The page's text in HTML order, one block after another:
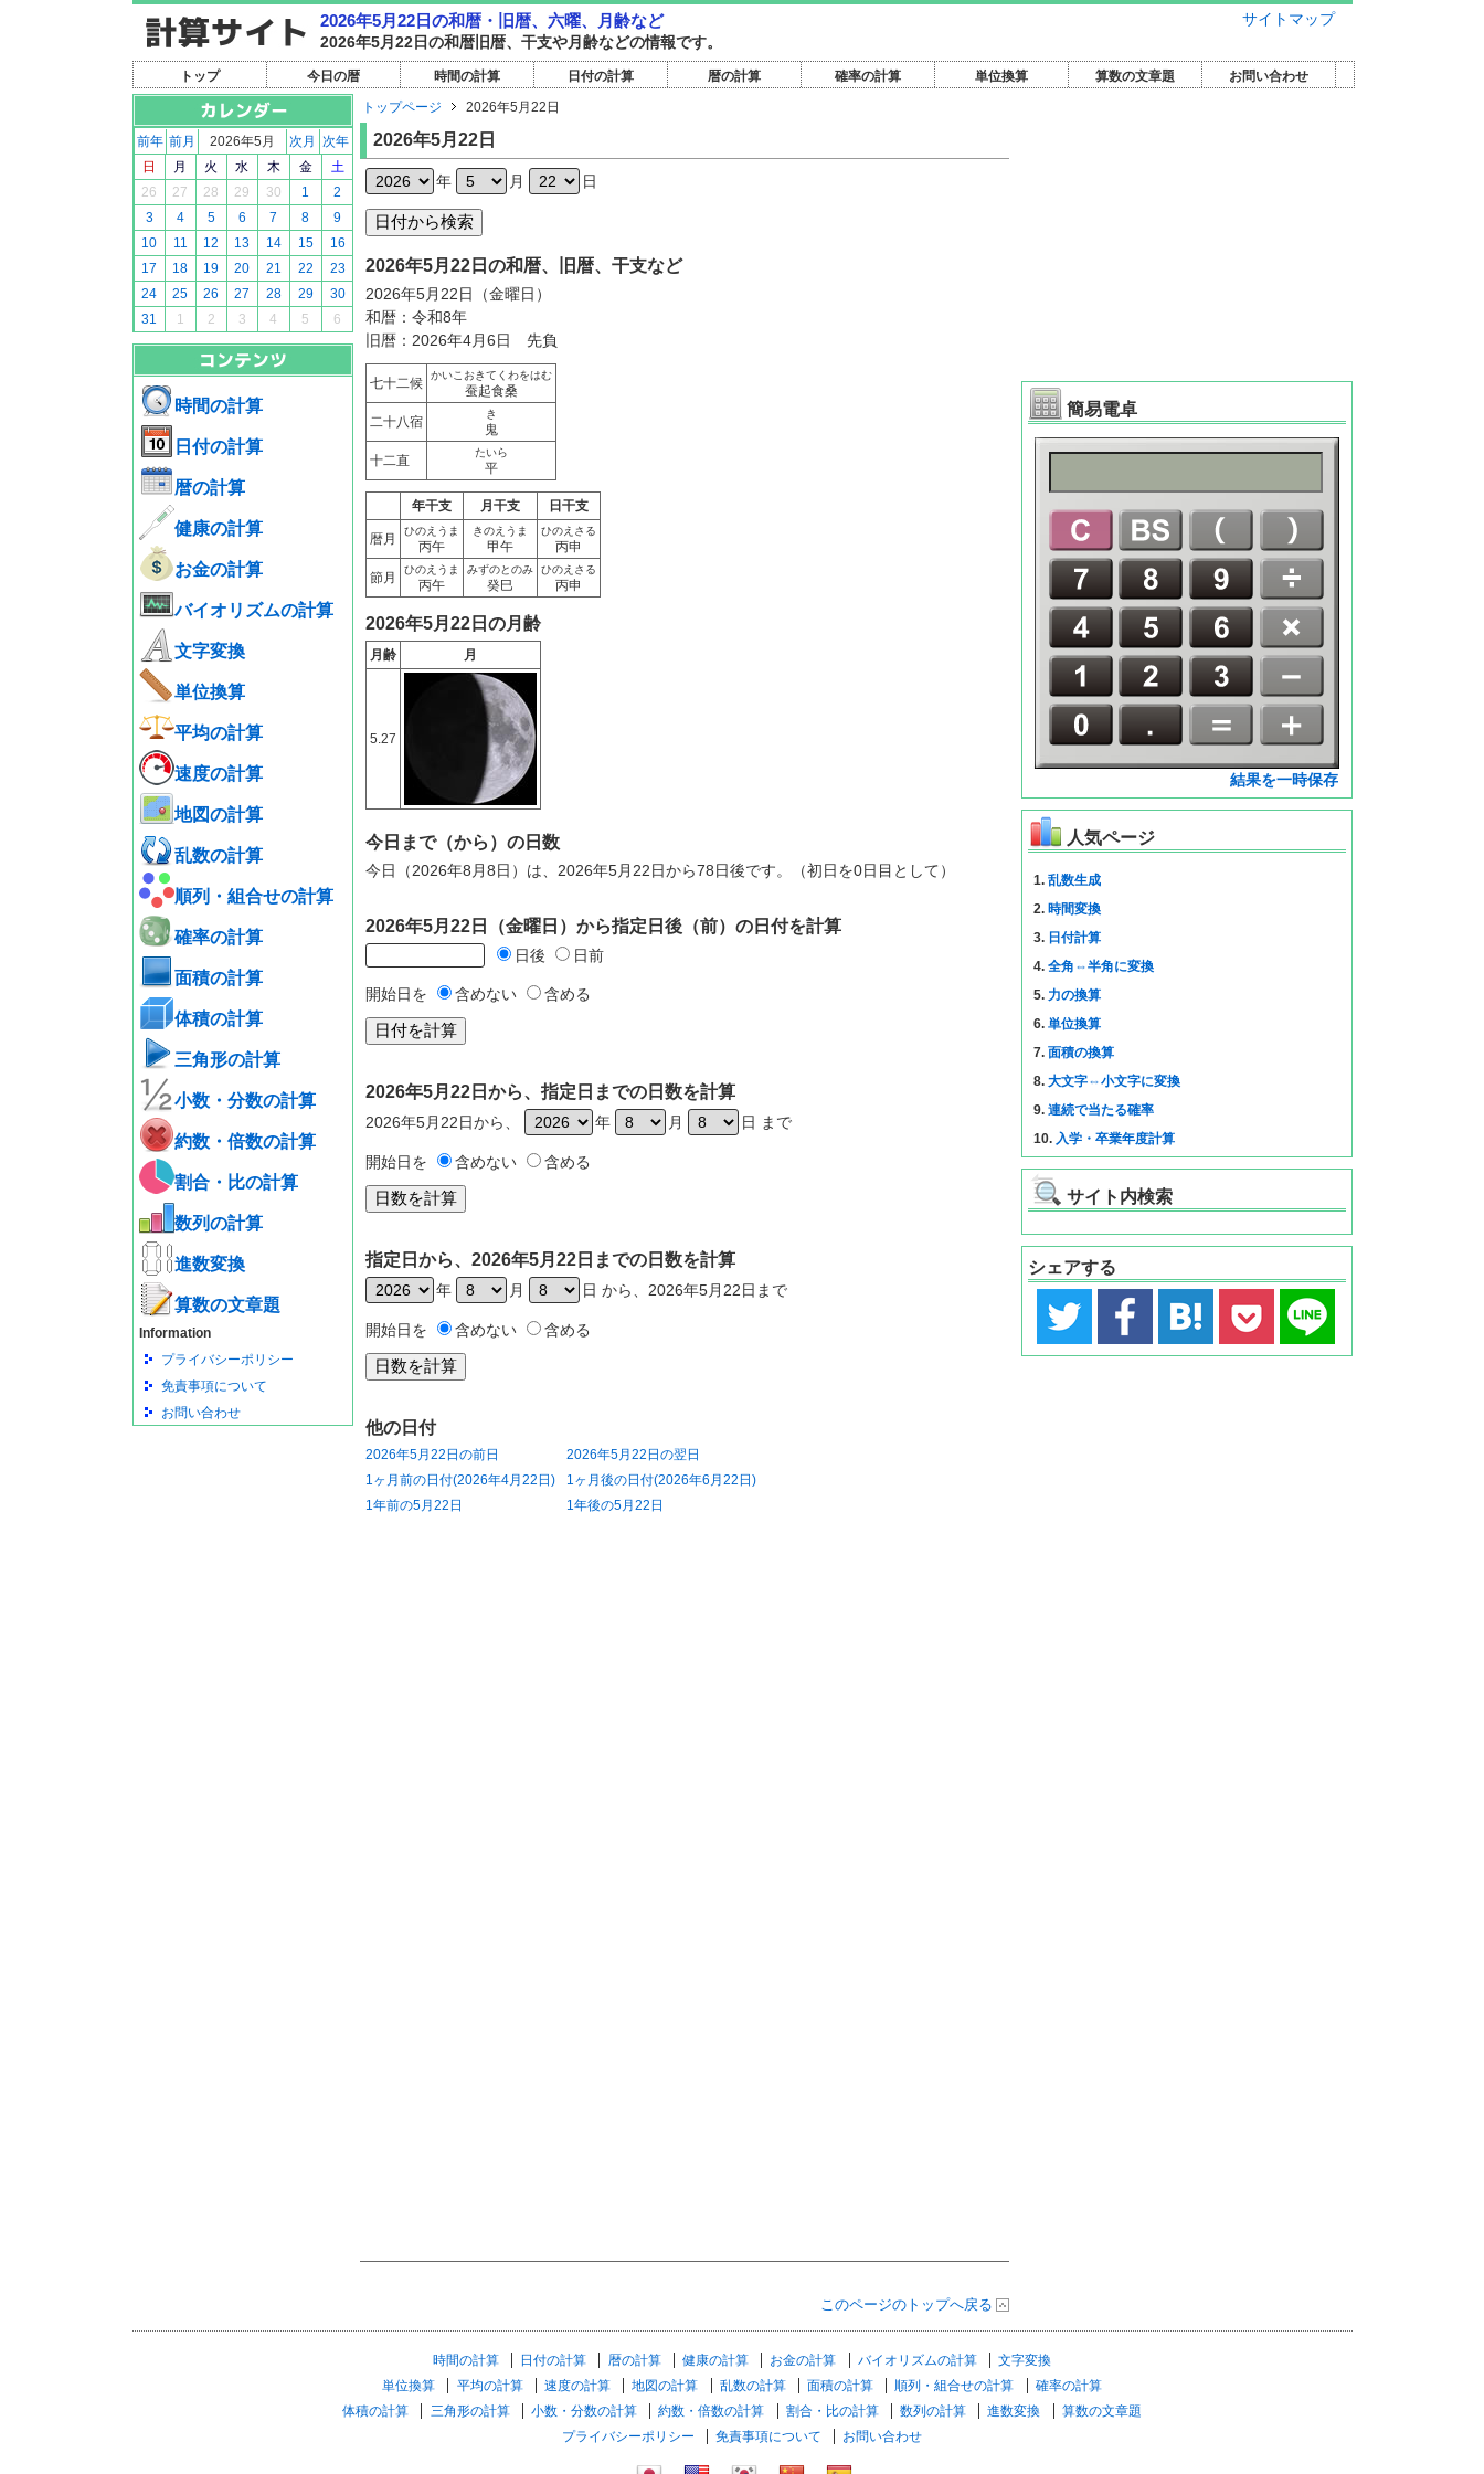
サイトマップ
2026年5月22日の和暦・旧暦、六曜、月齢など
2026年5月22日の和暦旧暦、干支や月齢などの情報です。
トップ 今日の暦 時間の計算 日付の計算 暦の計算 確率の計算 単位換算 算数の文章題 お問い合わせ
前年 前月 2026年5月 次月
次年
日
月 火 水 木 金
土
26
27 28 29 30 1
2
3
4 5 6 7 8
9
10
11 12 13 14 15
16
17
18 19 20 21 22
23
24
25 26 27 28 29
30
31
1 2 3 4 5 6
時間の計算
日付の計算
暦の計算
健康の計算
お金の計算
バイオリズムの計算
文字変換
単位換算
平均の計算
速度の計算
地図の計算
乱数の計算
順列・組合せの計算
確率の計算
面積の計算
体積の計算
三角形の計算
小数・分数の計算
約数・倍数の計算
割合・比の計算
数列の計算
進数変換
算数の文章題
Information
プライバシーポリシー
免責事項について
お問い合わせ
トップページ 2026年5月22日
2026年5月22日
年 月 日
2026年5月22日の和暦、旧暦、干支など
2026年5月22日（金曜日）
和暦：令和8年
旧暦：2026年4月6日 先負
七十二候
かいこおきてくわをはむ
蚕起食桑
二十八宿
き
鬼
十二直
たいら
平
年干支 月干支 日干支
暦月
ひのえうま
丙午
きのえうま
甲午
ひのえさる
丙申
節月
ひのえうま
丙午
みずのとのみ
癸巳
ひのえさる
丙申
2026年5月22日の月齢
月齢 月
5.27
今日まで（から）の日数
今日（2026年8月8日）は、2026年5月22日から78日後です。（初日を0日目として）
2026年5月22日（金曜日）から指定日後（前）の日付を計算
日後 日前
開始日を 含めない 含める
2026年5月22日から、指定日までの日数を計算
2026年5月22日から、 年 月 日 まで
開始日を 含めない 含める
指定日から、2026年5月22日までの日数を計算
年 月 日 から、2026年5月22日まで
開始日を 含めない 含める
他の日付
2026年5月22日の前日
2026年5月22日の翌日
1ヶ月前の日付(2026年4月22日)
1ヶ月後の日付(2026年6月22日)
1年前の5月22日
1年後の5月22日
このページのトップへ戻る
簡易電卓
結果を一時保存
人気ページ
1. 乱数生成
2. 時間変換
3. 日付計算
4. 全角⇔半角に変換
5. 力の換算
6. 単位換算
7. 面積の換算
8. 大文字⇔小文字に変換
9. 連続で当たる確率
10. 入学・卒業年度計算
サイト内検索
シェアする
時間の計算 日付の計算 暦の計算 健康の計算 お金の計算 バイオリズムの計算
文字変換
単位換算
平均の計算 速度の計算 地図の計算 乱数の計算 面積の計算 順列・組合せの計算
確率の計算
体積の計算
三角形の計算 小数・分数の計算 約数・倍数の計算 割合・比の計算 数列の計算 進数変換
算数の文章題
プライバシーポリシー
免責事項について お問い合わせ